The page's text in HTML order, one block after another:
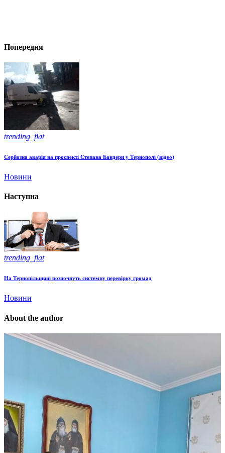
Попередня
trending_flat
Серйозна аварія на проспекті Степана Бандери у Тернополі (відео)
Новини
Наступна
trending_flat
На Тернопільщині розпочнуть системну перевірку громад
Новини
About the author